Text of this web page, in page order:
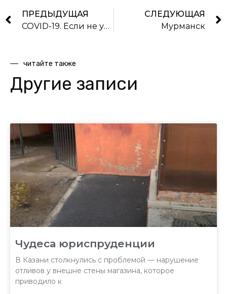
ПРЕДЫДУЩАЯ
COVID-19. Если не умрем сами — нас добьют неадекватные граждане.
СЛЕДУЮЩАЯ
Мурманск
читайте также
Другие записи
Чудеса юриспруденции
В Казани столкнулись с проблемой — нарушение
отливов у внешне стены магазина, которое
приводило к